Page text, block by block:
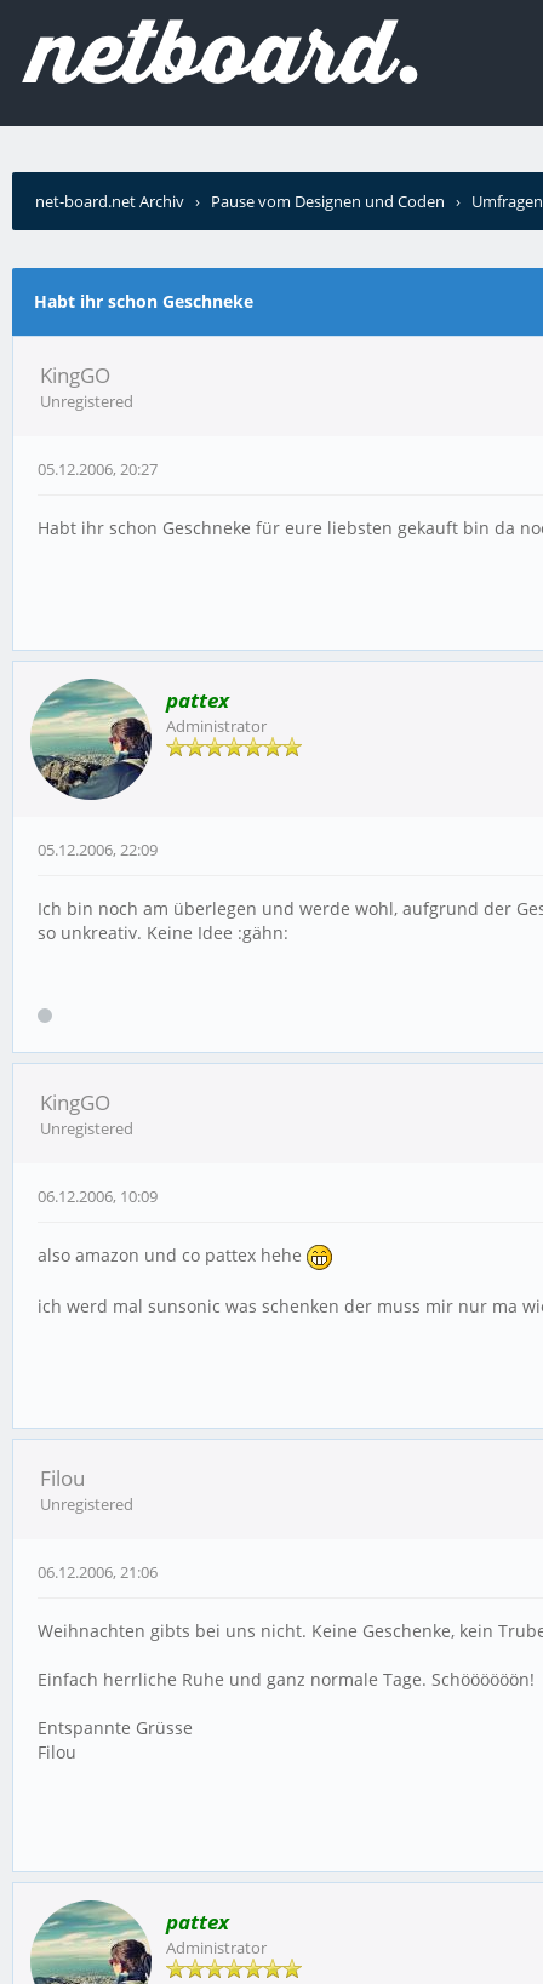
net-board.net Archiv › Pause vom Designen und Coden › Umfragen
Habt ihr schon Geschneke
KingGO
Unregistered
05.12.2006, 20:27
Habt ihr schon Geschneke für eure liebsten gekauft bin da
pattex
Administrator
05.12.2006, 22:09
Ich bin noch am überlegen und werde wohl, aufgrund der
so unkreativ. Keine Idee :gähn:
KingGO
Unregistered
06.12.2006, 10:09
also amazon und co pattex hehe
ich werd mal sunsonic was schenken der muss mir nur ma
Filou
Unregistered
06.12.2006, 21:06
Weihnachten gibts bei uns nicht. Keine Geschenke, kein
Einfach herrliche Ruhe und ganz normale Tage. Schöööööön!
Entspannte Grüsse
Filou
pattex
Administrator